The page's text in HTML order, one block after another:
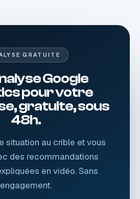
GRATUITE
Google
pour votre
gratuite, sous
48h.
situation au crible et vous
des recommandations
en vidéo. Sans
engagement.